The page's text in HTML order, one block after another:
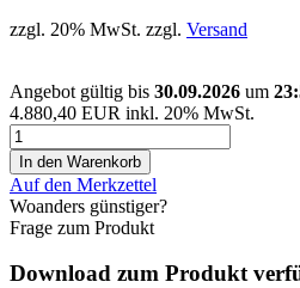
zzgl. 20% MwSt. zzgl. Versand
Angebot gültig bis 30.09.2026 um
4.880,40 EUR inkl. 20% MwSt.
Auf den Merkzettel
Woanders günstiger?
Frage zum Produkt
Download zum Produkt